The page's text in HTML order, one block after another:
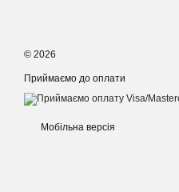
© 2026
Приймаємо до оплати
Мобільна версія